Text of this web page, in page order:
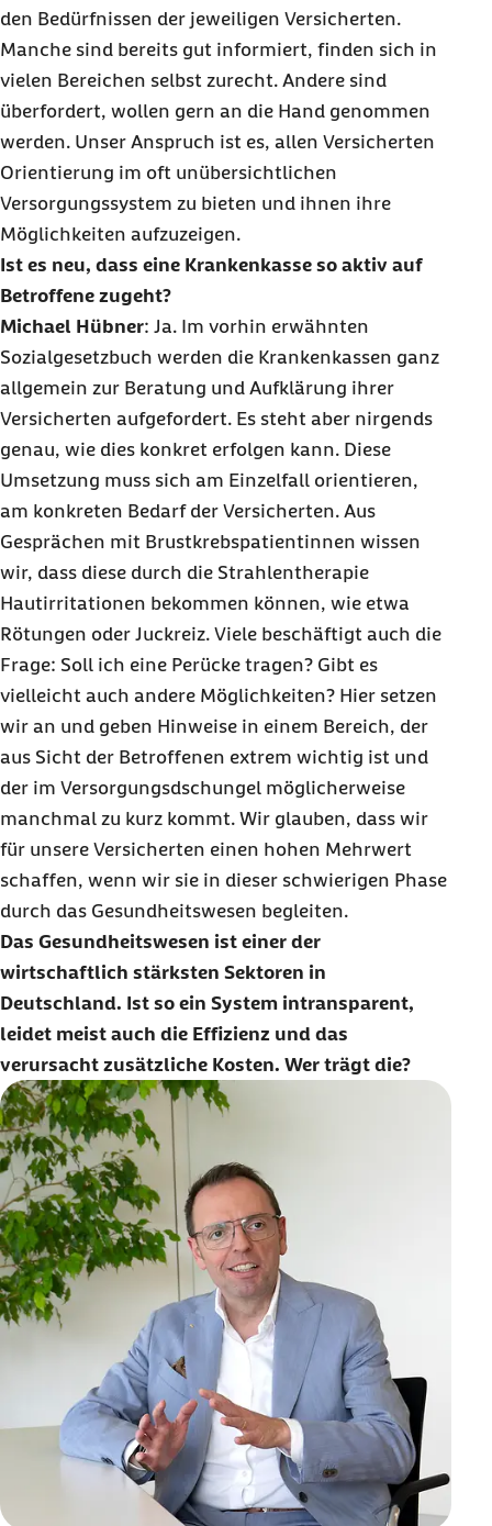
den Bedürfnissen der jeweiligen Versicherten.
Manche sind bereits gut informiert, finden sich in
vielen Bereichen selbst zurecht. Andere sind
überfordert, wollen gern an die Hand genommen
werden. Unser Anspruch ist es, allen Versicherten
Orientierung im oft unübersichtlichen
Versorgungssystem zu bieten und ihnen ihre
Möglichkeiten aufzuzeigen.
Ist es neu, dass eine Krankenkasse so aktiv auf
Betroffene zugeht?
Michael Hübner: Ja. Im vorhin erwähnten
Sozialgesetzbuch werden die Krankenkassen ganz
allgemein zur Beratung und Aufklärung ihrer
Versicherten aufgefordert. Es steht aber nirgends
genau, wie dies konkret erfolgen kann. Diese
Umsetzung muss sich am Einzelfall orientieren,
am konkreten Bedarf der Versicherten. Aus
Gesprächen mit Brustkrebspatientinnen wissen
wir, dass diese durch die Strahlentherapie
Hautirritationen bekommen können, wie etwa
Rötungen oder Juckreiz. Viele beschäftigt auch die
Frage: Soll ich eine Perücke tragen? Gibt es
vielleicht auch andere Möglichkeiten? Hier setzen
wir an und geben Hinweise in einem Bereich, der
aus Sicht der Betroffenen extrem wichtig ist und
der im Versorgungsdschungel möglicherweise
manchmal zu kurz kommt. Wir glauben, dass wir
für unsere Versicherten einen hohen Mehrwert
schaffen, wenn wir sie in dieser schwierigen Phase
durch das Gesundheitswesen begleiten.
Das Gesundheitswesen ist einer der
wirtschaftlich stärksten Sektoren in
Deutschland. Ist so ein System intransparent,
leidet meist auch die Effizienz und das
verursacht zusätzliche Kosten. Wer trägt die?